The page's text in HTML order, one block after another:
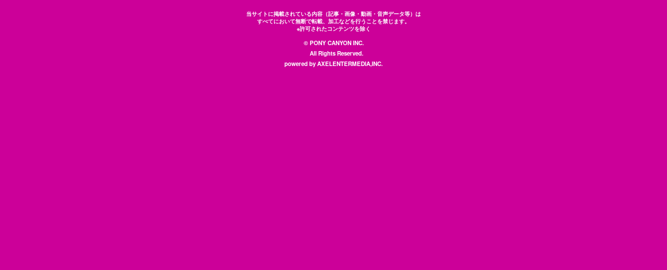
当サイトに掲載されている内容（記事・画像・動画・音声データ等）は
すべてにおいて無断で転載、加工などを行うことを禁じます。
※許可されたコンテンツを除く
© PONY CANYON INC.
All Rights Reserved.
powered by AXELENTERMEDIA,INC.